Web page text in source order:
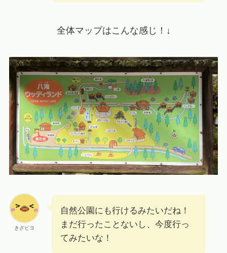
全体マップはこんな感じ！↓
きざピヨ
自然公園にも行けるみたいだね！
まだ行ったことないし、今度行っ
てみたいな！